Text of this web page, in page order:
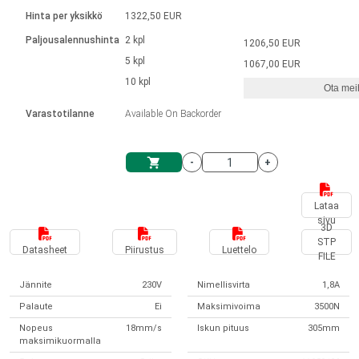
Yksikköjärjestelmä
Solenoidit
integroitu ohjain
Ø 28-42| 1-1400 rpm | <= 290 Ncm
Harjattomat tasavirtamoottorien
Harjatut DC-moottorin ajurit
DPWM-sarja
Askelmoottorien ajurit
Synchronous-Asynchronous | 1-4 toimilaitteelle
Synchronous-Asynchronous | 1-4 toimilaitteelle
Français (EUR)
Norsk (NOK)
Suomi (EUR)
Svenska (SEK)
Hinta per yksikkö
Paljousalennushinta
Varastotilanne
1322,50 EUR
2 kpl
5 kpl
10 kpl
Available On Backorder
1206,50 EUR
1067,00 EUR
Ota
- +
Lataa
sivu
Datasheet Piirustus Luettelo
3D
STP
FILE
Jännite 230V Nimellisvirta 1,8A
Palaute Ei Maksimivoima 3500N
Nopeus
maksimikuormalla
18mm/s Iskun pituus 305mm